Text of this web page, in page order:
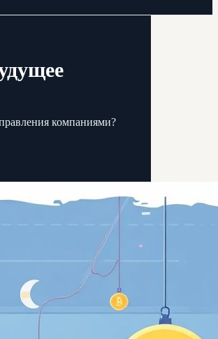
компаниями?